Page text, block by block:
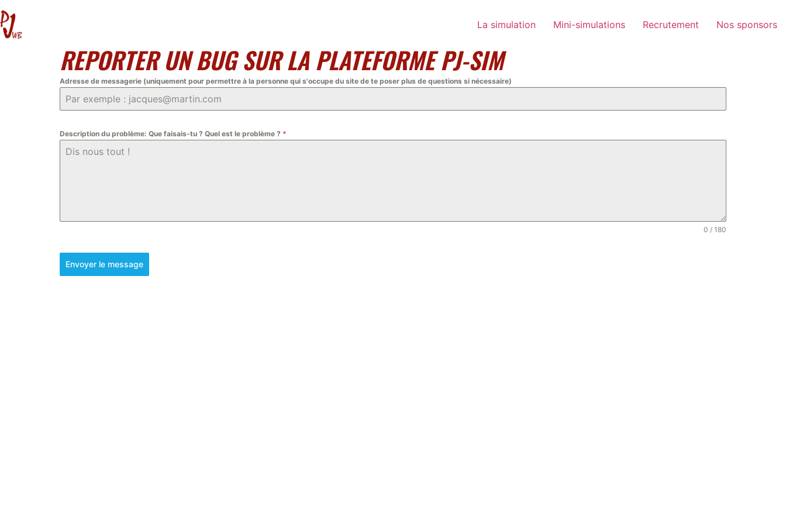
La simulation Mini-simulations Recrutement Nos sponsors
REPORTER UN BUG SUR LA PLATEFORME PJ-SIM
Adresse de messagerie (uniquement pour permettre à la personne qui s'occupe du site de te poser plus de questions si nécessaire)
Description du problème: Que faisais-tu ? Quel est le problème ? *
0 / 180
Envoyer le message